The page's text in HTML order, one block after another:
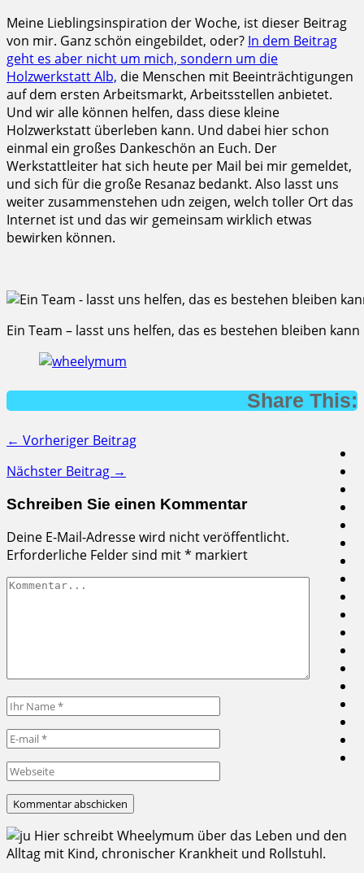
Meine Lieblingsinspiration der Woche, ist dieser Beitrag
von mir. Ganz schön eingebildet, oder? In dem Beitrag
geht es aber nicht um mich, sondern um die
Holzwerkstatt Alb, die Menschen mit Beeinträchtigungen
auf dem ersten Arbeitsmarkt, Arbeitsstellen anbietet.
Und wir alle können helfen, dass diese kleine
Holzwerkstatt überleben kann. Und dabei hier schon
einmal ein großes Dankeschön an Euch. Der
Werkstattleiter hat sich heute per Mail bei mir gemeldet,
und sich für die große Resanaz bedankt. Also lasst uns
weiter zusammenstehen udn zeigen, welch toller Ort das
Internet ist und das wir gemeinsam wirklich etwas
bewirken können.
Ein Team – lasst uns helfen, das es bestehen bleiben kann
Share This:
← Vorheriger Beitrag
Nächster Beitrag →
Schreiben Sie einen Kommentar
Deine E-Mail-Adresse wird nicht veröffentlicht.
Erforderliche Felder sind mit* markiert
Hier schreibt Wheelymum über das Leben und den
Alltag mit Kind, chronischer Krankheit und Rollstuhl.